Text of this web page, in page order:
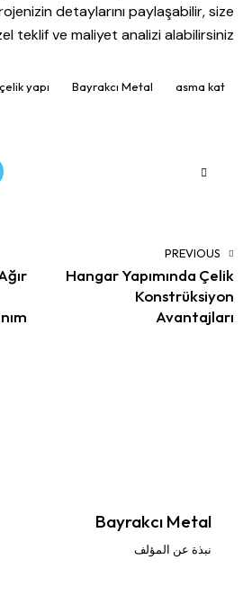
detaylarını paylaşabilir, size
teklif ve maliyet analizi alabilirsiniz.
asma kat
Bayrakcı Metal
çelik yapı
PREVIOUS
Hangar Yapımında Çelik
Konstrüksiyon
Avantajları
Bayrakcı Metal
نبذة عن المؤلف